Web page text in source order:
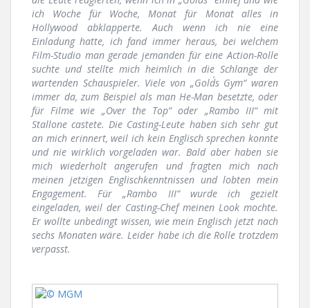
ich Woche für Woche, Monat für Monat alles in
Hollywood abklapperte. Auch wenn ich nie eine
Einladung hatte, ich fand immer heraus, bei welchem
Film-Studio man gerade jemanden für eine Action-Rolle
suchte und stellte mich heimlich in die Schlange der
wartenden Schauspieler. Viele von „Gold´s Gym“ waren
immer da, zum Beispiel als man He-Man besetzte, oder
für Filme wie „Over the Top“ oder „Rambo III“ mit
Stallone castete. Die Casting-Leute haben sich sehr gut
an mich erinnert, weil ich kein Englisch sprechen konnte
und nie wirklich vorgeladen war. Bald aber haben sie
mich wiederholt angerufen und fragten mich nach
meinen jetzigen Englischkenntnissen und lobten mein
Engagement. Für „Rambo III“ wurde ich gezielt
eingeladen, weil der Casting-Chef meinen Look mochte.
Er wollte unbedingt wissen, wie mein Englisch jetzt nach
sechs Monaten wäre. Leider habe ich die Rolle trotzdem
verpasst.